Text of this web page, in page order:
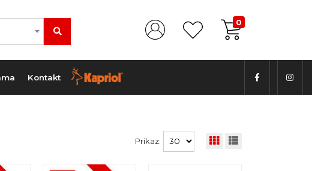
0
Kontakt
Prikaz: